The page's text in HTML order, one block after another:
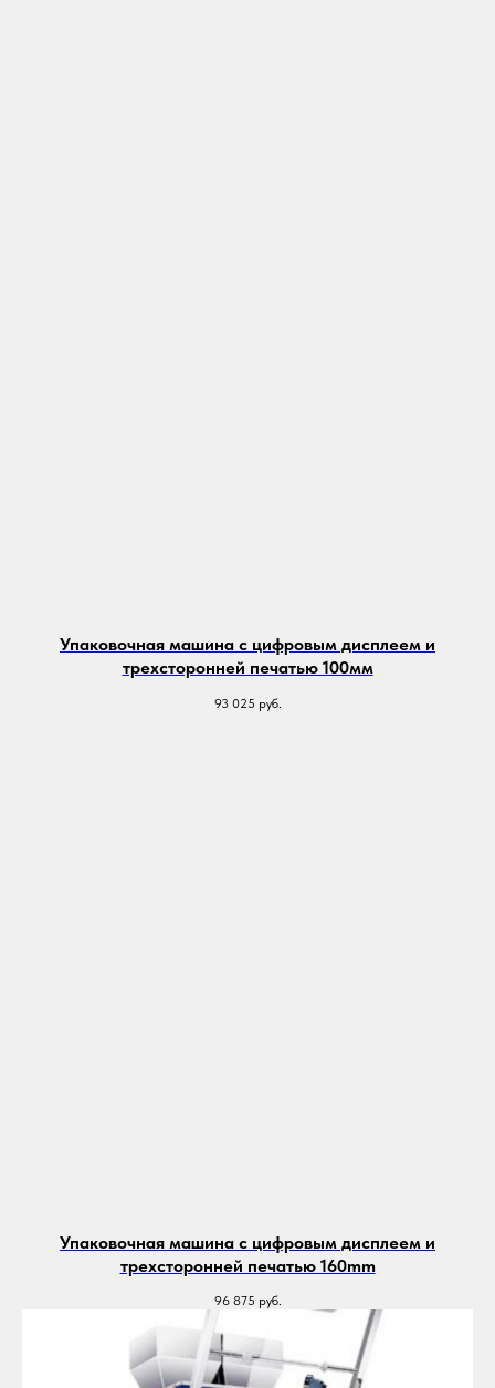
Упаковочная машина с цифровым дисплеем и
трехсторонней печатью 100мм
93 025 руб.
Упаковочная машина с цифровым дисплеем и
трехсторонней печатью 160mm
96 875 руб.